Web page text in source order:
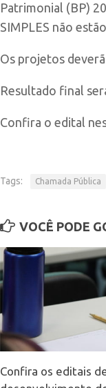
Patrimonial (BP)
SIMPLES não
Os projetos
Resultado final
Confira o edital
Tags: Chamada Pública
VOCÊ PODE
Confira os editais